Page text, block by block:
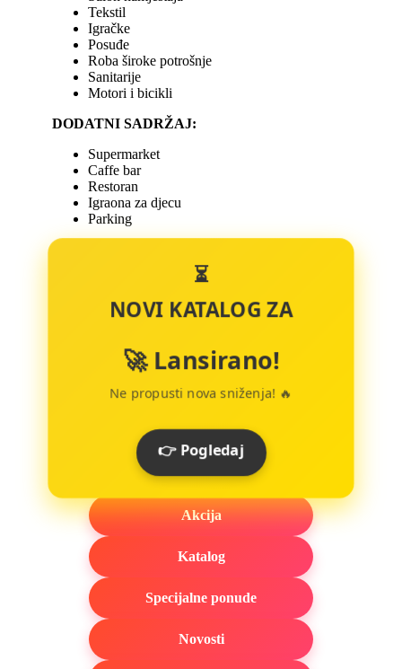
Tekstil
Igračke
Posuđe
Roba široke potrošnje
Sanitarije
Motori i bicikli
DODATNI SADRŽAJ:
Supermarket
Caffe bar
Restoran
Igraona za djecu
Parking
⏳
NOVI KATALOG ZA
🚀 Lansirano!
Ne propusti nova sniženja! 🔥
👉 Pogledaj
Akcija
Katalog
Specijalne ponude
Novosti